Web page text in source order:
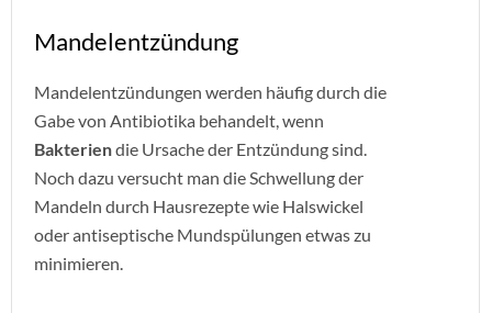
Mandelentzündung
Mandelentzündungen werden häufig durch die
Gabe von Antibiotika behandelt, wenn
Bakteriendie Ursache der Entzündung sind.
Noch dazu versucht man die Schwellung der
Mandeln durch Hausrezepte wie Halswickel
oder antiseptische Mundspülungen etwas zu
minimieren.